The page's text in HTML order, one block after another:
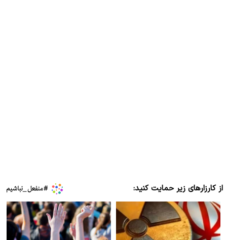
از کارزارهای زیر حمایت کنید: